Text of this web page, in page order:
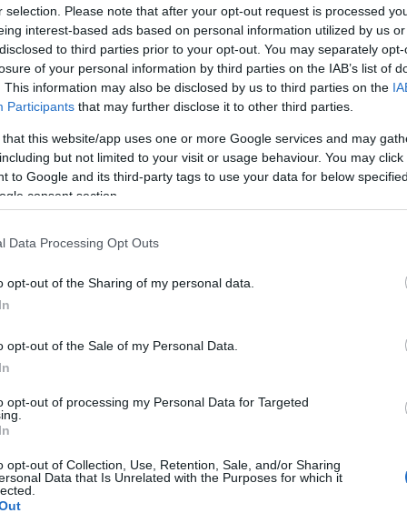
selection. Please note that after your opt-out request is processed
interest-based ads based on personal information utilized by us
to third parties prior to your opt-out. You may separately
of your personal information by third parties on the IAB’s list of
This information may also be disclosed by us to third parties on the
Participants that may further disclose it to other third parties.
that this website/app uses one or more Google services and may
but not limited to your visit or usage behaviour. You may
to Google and its third-party tags to use your data for below
consent section.
Data Processing Opt Outs
opt-out of the Sharing of my personal data.
opt-out of the Sale of my Personal Data.
opt-out of processing my Personal Data for Targeted
opt-out of Collection, Use, Retention, Sale, and/or Sharing
Data that Is Unrelated with the Purposes for which it
για τον Ιωάννη Καποδίστρια που θα
19 Ιουνίου.
Facebook Twitter
Καλοκαιρινές διακοπές στην Ευρώπη: Τι ισχύει σε